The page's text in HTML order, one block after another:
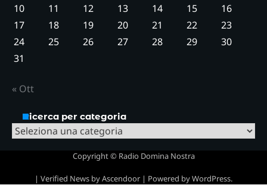
10
11 12 13 14 15
16
17
18 19 20 21 22
23
24
25 26 27 28 29
30
31
« Ott
Ricerca per categoria
Ricerca
Copyright © Radio Domina Nostra
| Verified News byAscendoor | Powered byWordPress.